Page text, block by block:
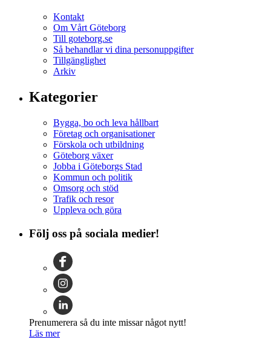
Kontakt
Om Vårt Göteborg
Till goteborg.se
Så behandlar vi dina personuppgifter
Tillgänglighet
Arkiv
Kategorier
Bygga, bo och leva hållbart
Företag och organisationer
Förskola och utbildning
Göteborg växer
Jobba i Göteborgs Stad
Kommun och politik
Omsorg och stöd
Trafik och resor
Uppleva och göra
Följ oss på sociala medier!
Prenumerera så du inte missar något nytt!
Läs mer